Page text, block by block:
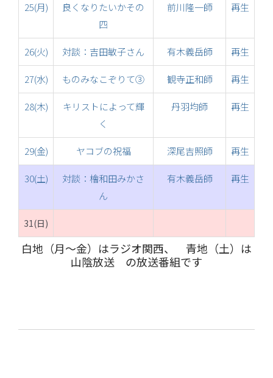
25(月)
良くなりたいかその
四
前川隆一師 再生
26(火) 対談：吉田敏子さん 有木義岳師 再生
27(水) ものみなこぞりて③ 観寺正和師 再生
28(木)
キリストによって輝
く
丹羽均師 再生
29(金) ヤコブの祝福 深尾吉照師 再生
30(土)
対談：檜和田みかさ
ん
有木義岳師 再生
31(日)
白地（月～金）はラジオ関西、 青地（土）は
山陰放送 の放送番組です